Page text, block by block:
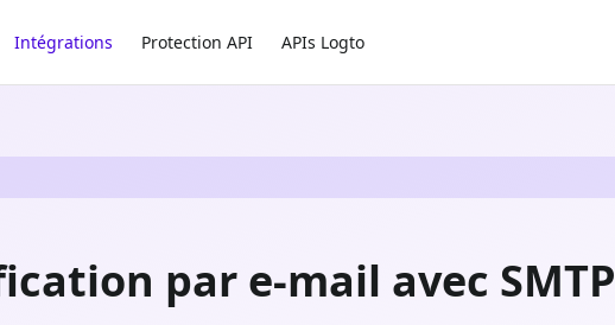
Intégrations Protection API APIs Logto
par e-mail avec SMTP